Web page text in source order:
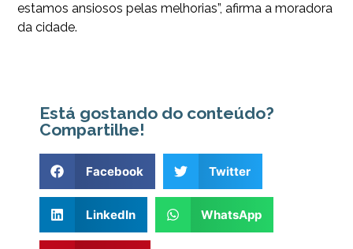
estamos ansiosos pelas melhorias”, afirma a moradora
da cidade.
Está gostando do conteúdo?
Compartilhe!
Facebook Twitter
LinkedIn WhatsApp